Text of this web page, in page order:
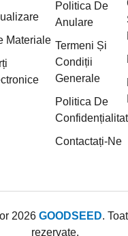
Materiale
Politica De
Anulare
Termeni Și
Condiții
Generale
Politica De
Contactați-Ne
2026 GOODSEED.
rezervate.